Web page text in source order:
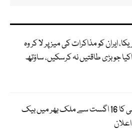
ایران کو مذاکرات کی میز پر لا کر وہ
جو بڑی طاقتیں نہ کرسکیں، ساؤتھ
جماعت اسلامی کا 16 اگست سے ملک بھر میں بیک